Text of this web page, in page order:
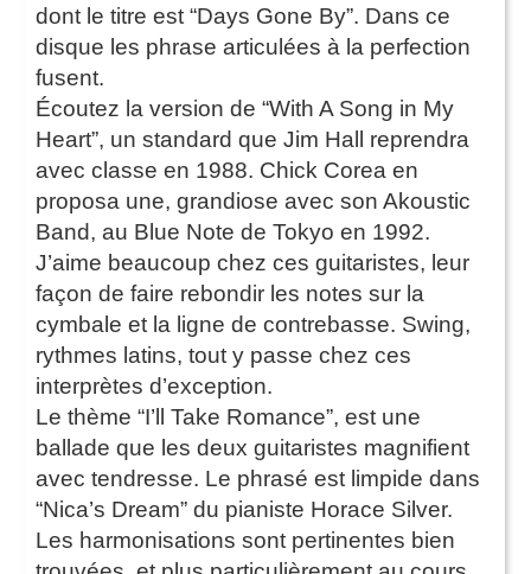
dont le titre est “Days Gone By”. Dans ce
disque les phrase articulées à la perfection
fusent.
Écoutez la version de “With A Song in My
Heart”, un standard que Jim Hall reprendra
avec classe en 1988. Chick Corea en
proposa une, grandiose avec son Akoustic
Band, au Blue Note de Tokyo en 1992.
J’aime beaucoup chez ces guitaristes, leur
façon de faire rebondir les notes sur la
cymbale et la ligne de contrebasse. Swing,
rythmes latins, tout y passe chez ces
interprètes d’exception.
Le thème “I’ll Take Romance”, est une
ballade que les deux guitaristes magnifient
avec tendresse. Le phrasé est limpide dans
“Nica’s Dream” du pianiste Horace Silver.
Les harmonisations sont pertinentes bien